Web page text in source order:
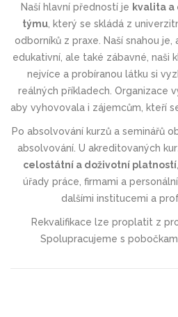
Naší hlavní předností je kvalita a
týmu, který se skládá z
odborníků z praxe. Naší snahou
edukativní, ale také zábavné, naši
nejvíce a probíranou látku si
reálných příkladech. Organizace
aby vyhovovala i zájemcům, kteří
Po absolvování kurzů a seminářů
absolvování. U akreditovaných
celostátní a doživotní platností
úřady práce, firmami a
dalšími institucemi a
Rekvalifikace lze proplatit z
Spolupracujeme s